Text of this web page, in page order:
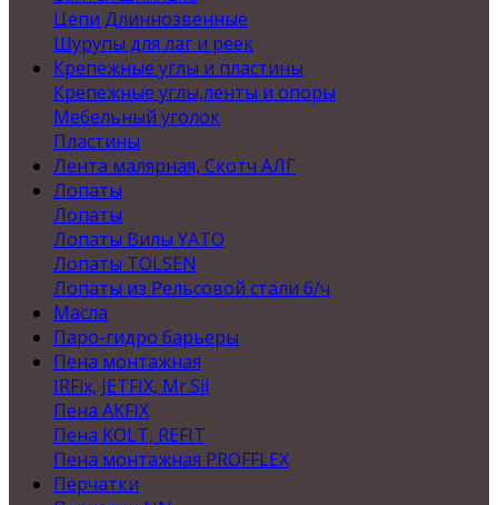
Цепи Длиннозвенные
Шурупы для лаг и реек
Крепежные углы и пластины
Крепежные углы,ленты и опоры
Мебельный уголок
Пластины
Лента малярная, Скотч АЛГ
Лопаты
Лопаты
Лопаты Вилы YATO
Лопаты TOLSEN
Лопаты из Рельсовой стали б/ч
Масла
Паро-гидро барьеры
Пена монтажная
IRFix, JETFIX, Mr.Sil
Пена AKFIX
Пена KOLT, REFIT
Пена монтажная PROFFLEX
Перчатки